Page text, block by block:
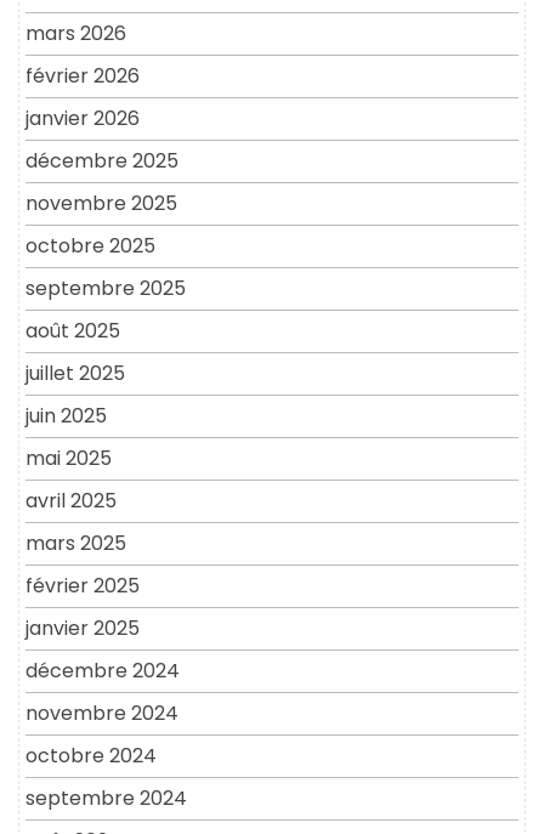
mars 2026
février 2026
janvier 2026
décembre 2025
novembre 2025
octobre 2025
septembre 2025
août 2025
juillet 2025
juin 2025
mai 2025
avril 2025
mars 2025
février 2025
janvier 2025
décembre 2024
novembre 2024
octobre 2024
septembre 2024